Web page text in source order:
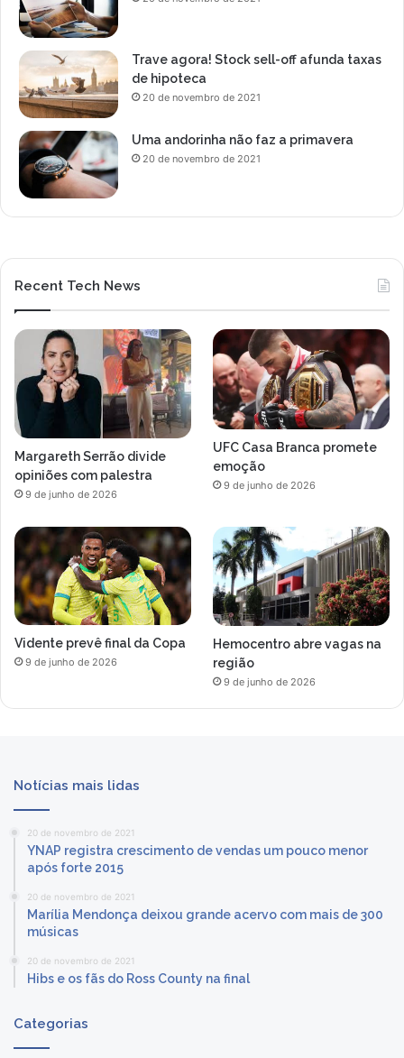
Trave agora! Stock sell-off afunda taxas
de hipoteca
20 de novembro de 2021
Uma andorinha não faz a primavera
20 de novembro de 2021
Recent Tech News
Margareth Serrão divide
opiniões com palestra
9 de junho de 2026
UFC Casa Branca promete
emoção
9 de junho de 2026
Vidente prevê final da Copa
9 de junho de 2026
Hemocentro abre vagas na
região
9 de junho de 2026
Notícias mais lidas
20 de novembro de 2021
YNAP registra crescimento de vendas um pouco menor
após forte 2015
20 de novembro de 2021
Marília Mendonça deixou grande acervo com mais de 300
músicas
20 de novembro de 2021
Hibs e os fãs do Ross County na final
Categorias